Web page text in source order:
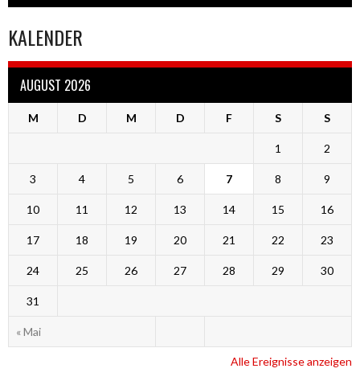
KALENDER
AUGUST 2026
M D M D F S S
« Mai
1 2
3 4 5 6 7 8 9
10 11 12 13 14 15 16
17 18 19 20 21 22 23
24 25 26 27 28 29 30
31
Alle Ereignisse anzeigen